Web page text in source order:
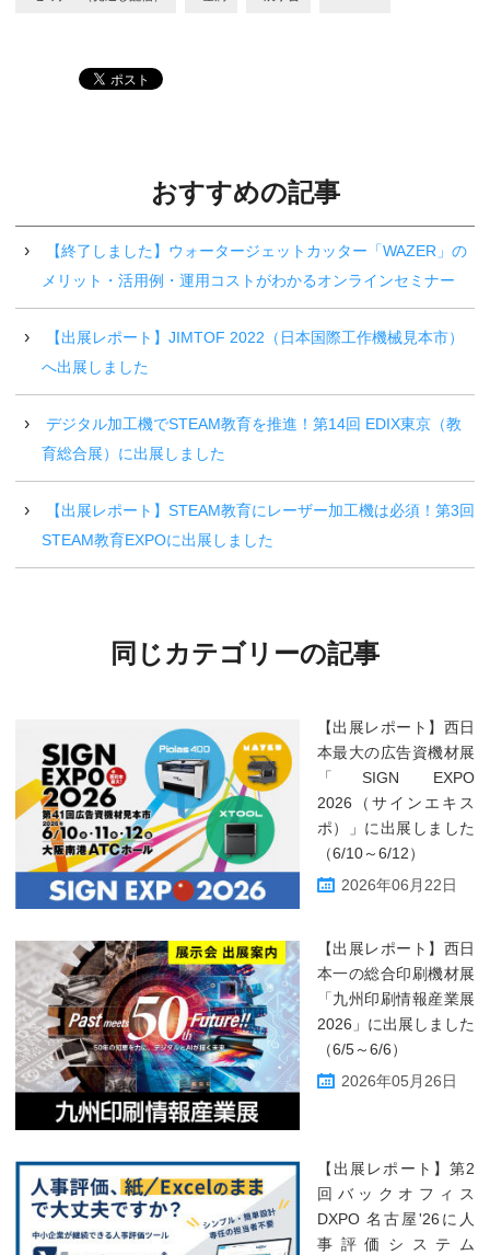
おすすめの記事
【終了しました】ウォータージェットカッター「WAZER」の
メリット・活用例・運用コストがわかるオンラインセミナー
【出展レポート】JIMTOF 2022（日本国際工作機械見本市）
へ出展しました
デジタル加工機でSTEAM教育を推進！第14回 EDIX東京（教
育総合展）に出展しました
【出展レポート】STEAM教育にレーザー加工機は必須！第3回
STEAM教育EXPOに出展しました
同じカテゴリーの記事
【出展レポート】西日
本最大の広告資機材展
「SIGN EXPO
2026（サインエキス
ポ）」に出展しました
（6/10～6/12）
2026年06月22日
【出展レポート】西日
本一の総合印刷機材展
「九州印刷情報産業展
2026」に出展しました
（6/5～6/6）
2026年05月26日
【出展レポート】第2
回バックオフィス
DXPO 名古屋'26に人
事評価システム